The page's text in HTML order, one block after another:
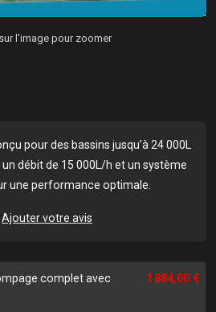
l'image pour zoomer
pour des bassins jusqu’à 24 000L
débit de 15 000L/h et un système
une performance optimale.
Ajouter votre avis
complet avec
1 884,00 €